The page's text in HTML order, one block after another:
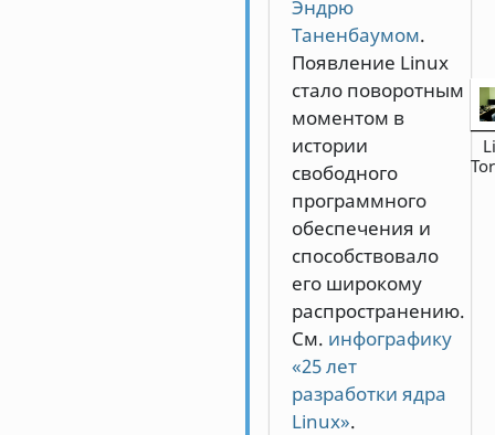
Эндрю
Таненбаумом.
Появление Linux
стало поворотным
моментом в
истории
свободного
программного
обеспечения и
способствовало
его широкому
распространению.
См. инфографику
«25 лет
разработки ядра
Linux».